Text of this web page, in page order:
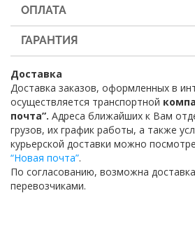
ОПЛАТА
ГАРАНТИЯ
Доставка
Доставка заказов, оформленных в
осуществляется транспортной
почта”. Адреса ближайших к Вам
грузов, их график работы, а также
курьерской доставки можно
“Новая почта”.
По согласованию, возможна
перевозчиками.